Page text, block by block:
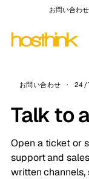
お問い合わせ
お問い合わせ · 24/
Talk to
Open a ticket or
support and
written